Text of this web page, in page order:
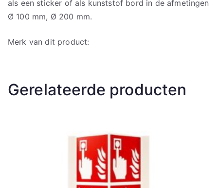
als een sticker of als kunststof bord in de afmetingen
Ø 100 mm, Ø 200 mm.
Merk van dit product:
Gerelateerde producten